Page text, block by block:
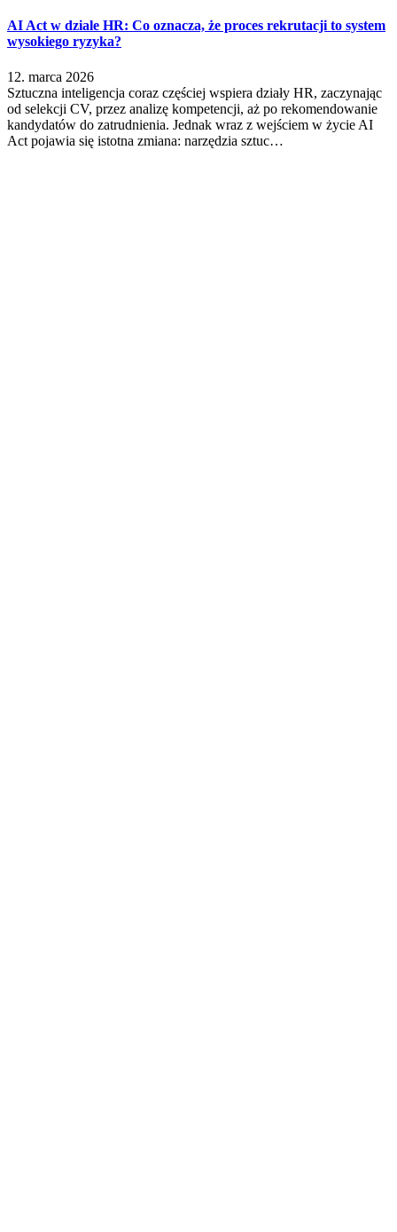
AI Act w dziale HR: Co oznacza, że proces rekrutacji to system
wysokiego ryzyka?
12. marca 2026
Sztuczna inteligencja coraz częściej wspiera działy HR, zaczynając
od selekcji CV, przez analizę kompetencji, aż po rekomendowanie
kandydatów do zatrudnienia. Jednak wraz z wejściem w życie AI
Act pojawia się istotna zmiana: narzędzia sztuc…